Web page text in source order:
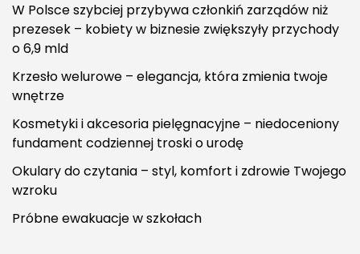
W Polsce szybciej przybywa członkiń zarządów niż
prezesek – kobiety w biznesie zwiększyły przychody
o 6,9 mld
Krzesło welurowe – elegancja, która zmienia twoje
wnętrze
Kosmetyki i akcesoria pielęgnacyjne – niedoceniony
fundament codziennej troski o urodę
Okulary do czytania – styl, komfort i zdrowie Twojego
wzroku
Próbne ewakuacje w szkołach